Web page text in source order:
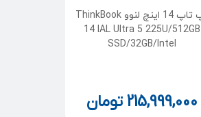
لپ تاپ 14 اینچ لنوو ThinkBook
14 IAL Ultra 5 225U/512GB
SSD/32GB/Intel
215,999,000 تومان